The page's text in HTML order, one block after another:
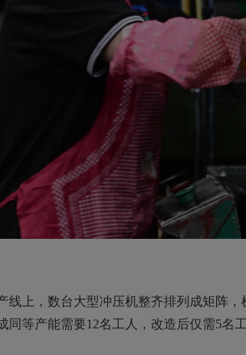
，数台大型冲压机整齐排列成矩阵，
同等产能需要12名工人，改造后仅需5